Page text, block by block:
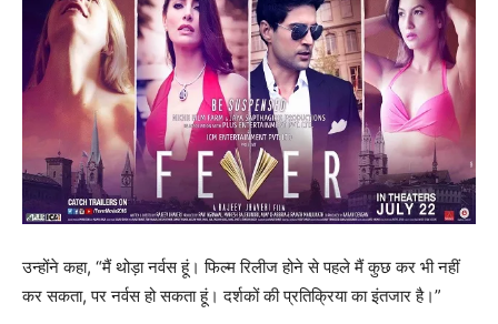
उन्होंने कहा, “मैं थोड़ा नर्वस हूं। फिल्म रिलीज होने से पहले मैं कुछ कर भी नहीं
कर सकता, पर नर्वस हो सकता हूं। दर्शकों की प्रतिक्रिया का इंतजार है।”